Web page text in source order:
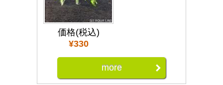
価格(税込)
¥330
more